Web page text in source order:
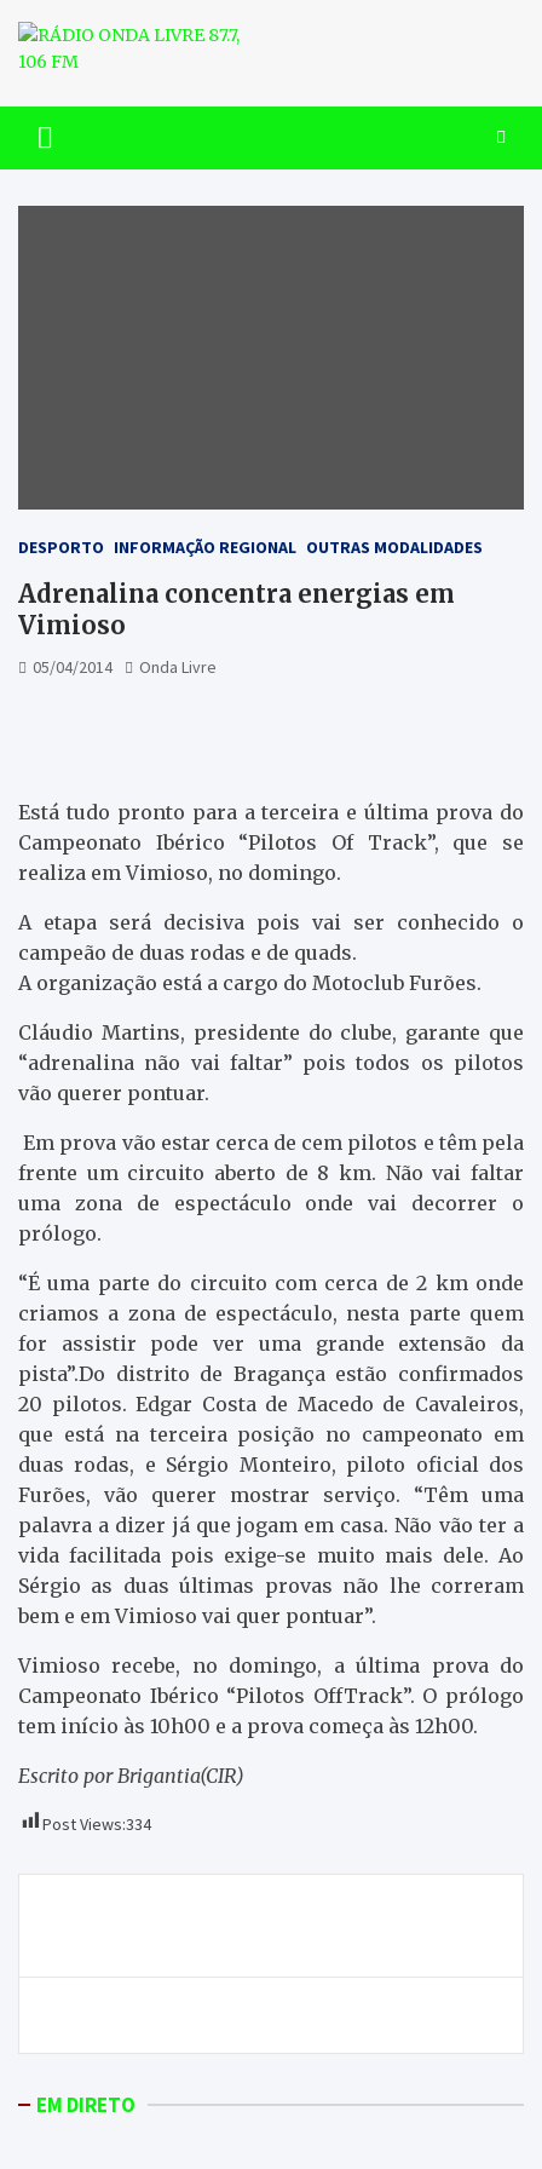
content
RÁDIO ONDA LIVRE 87.7, 106
FM
DESPORTO INFORMAÇÃO REGIONAL OUTRAS MODALIDADES
Adrenalina concentra energias em
Vimioso
05/04/2014 Onda Livre
Está tudo pronto para a terceira e última prova do
Campeonato Ibérico “Pilotos Of Track”, que se
realiza em Vimioso, no domingo.
A etapa será decisiva pois vai ser conhecido o
campeão de duas rodas e de quads.
A organização está a cargo do Motoclub Furões.
Cláudio Martins, presidente do clube, garante que
“adrenalina não vai faltar” pois todos os pilotos
vão querer pontuar.
Em prova vão estar cerca de cem pilotos e têm pela
frente um circuito aberto de 8 km. Não vai faltar
uma zona de espectáculo onde vai decorrer o
prólogo.
“É uma parte do circuito com cerca de 2 km onde
criamos a zona de espectáculo, nesta parte quem
for assistir pode ver uma grande extensão da
pista”.Do distrito de Bragança estão confirmados
20 pilotos. Edgar Costa de Macedo de Cavaleiros,
que está na terceira posição no campeonato em
duas rodas, e Sérgio Monteiro, piloto oficial dos
Furões, vão querer mostrar serviço. “Têm uma
palavra a dizer já que jogam em casa. Não vão ter a
vida facilitada pois exige-se muito mais dele. Ao
Sérgio as duas últimas provas não lhe correram
bem e em Vimioso vai quer pontuar”.
Vimioso recebe, no domingo, a última prova do
Campeonato Ibérico “Pilotos OffTrack”. O prólogo
tem início às 10h00 e a prova começa às 12h00.
Escrito por Brigantia(CIR)
Post Views:334
artigos
EM DIRETO